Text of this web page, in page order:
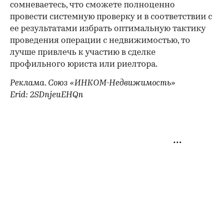
сомневаетесь, что сможете полноценно
провести системную проверку и в соответствии с
ее результатами избрать оптимальную тактику
проведения операции с недвижимостью, то
лучше привлечь к участию в сделке
профильного юриста или риелтора.
Реклама. Союз «ИНКОМ-Недвижимость»
Erid: 2SDnjeuEHQn